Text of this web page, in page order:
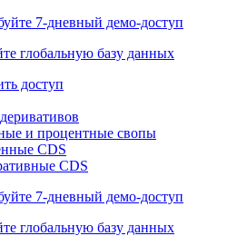
7-дневный демо-доступ
глобальную базу данных
доступ
и процентные свопы
CDS
CDS
7-дневный демо-доступ
глобальную базу данных